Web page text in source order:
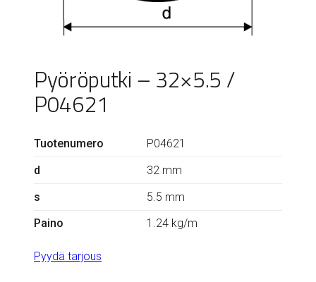
Pyöröputki – 32×5.5 /
P04621
Tuotenumero
P04621
d
32 mm
s
5.5 mm
Paino
1.24 kg/m
Pyydä tarjous